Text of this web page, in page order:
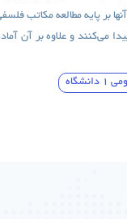
بر پایه مطالعه مکاتب
و علاوه بر آن